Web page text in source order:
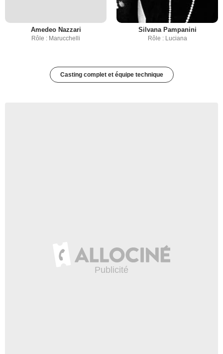
Amedeo Nazzari
Rôle : Marucchelli
Silvana Pampanini
Rôle : Luciana
Casting complet et équipe technique